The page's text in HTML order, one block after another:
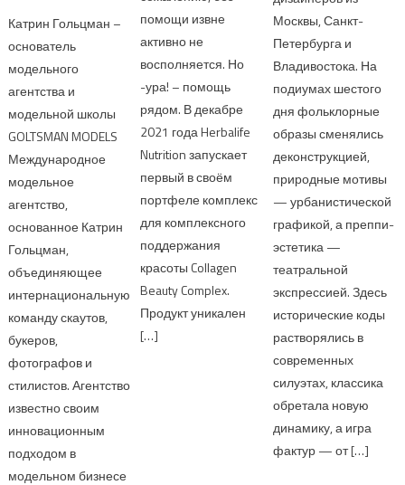
Катрин Гольцман –
основатель
модельного
агентства и
модельной школы
GOLTSMAN MODELS
Международное
модельное
агентство,
основанное Катрин
Гольцман,
объединяющее
интернациональную
команду скаутов,
букеров,
фотографов и
стилистов. Агентство
известно своим
инновационным
подходом в
модельном бизнесе
помощи извне
активно не
восполняется. Но
-ура! – помощь
рядом. В декабре
2021 года Herbalife
Nutrition запускает
первый в своём
портфеле комплекс
для комплексного
поддержания
красоты Collagen
Beauty Complex.
Продукт уникален
[…]
Москвы, Санкт-
Петербурга и
Владивостока. На
подиумах шестого
дня фольклорные
образы сменялись
деконструкцией,
природные мотивы
— урбанистической
графикой, а преппи-
эстетика —
театральной
экспрессией. Здесь
исторические коды
растворялись в
современных
силуэтах, классика
обретала новую
динамику, а игра
фактур — от […]